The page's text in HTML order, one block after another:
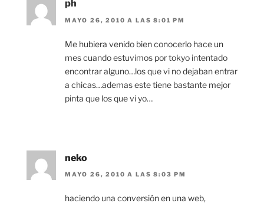
ph
MAYO 26, 2010 A LAS 8:01 PM
Me hubiera venido bien conocerlo hace un
mes cuando estuvimos por tokyo intentado
encontrar alguno…los que vi no dejaban entrar
a chicas…ademas este tiene bastante mejor
pinta que los que vi yo…
neko
MAYO 26, 2010 A LAS 8:03 PM
haciendo una conversión en una web,